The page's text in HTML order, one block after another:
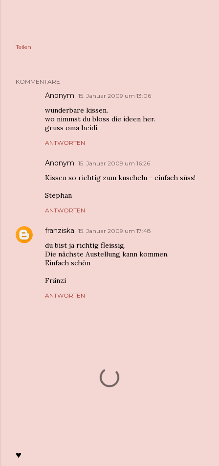
Teilen
KOMMENTARE
Anonym 15. Januar 2009 um 13:06
wunderbare kissen.
wo nimmst du bloss die ideen her.
gruss oma heidi.
ANTWORTEN
Anonym 15. Januar 2009 um 16:26
Kissen so richtig zum kuscheln - einfach süss!
Stephan
ANTWORTEN
franziska 15. Januar 2009 um 17:48
du bist ja richtig fleissig.
Die nächste Austellung kann kommen.
Einfach schön
Fränzi
ANTWORTEN
♥